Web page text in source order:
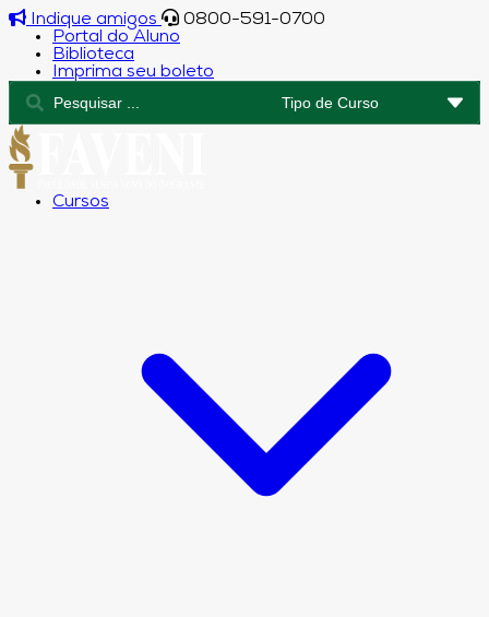
Indique amigos
0800-591-0700
Portal do Aluno
Biblioteca
Imprima seu boleto
Cursos